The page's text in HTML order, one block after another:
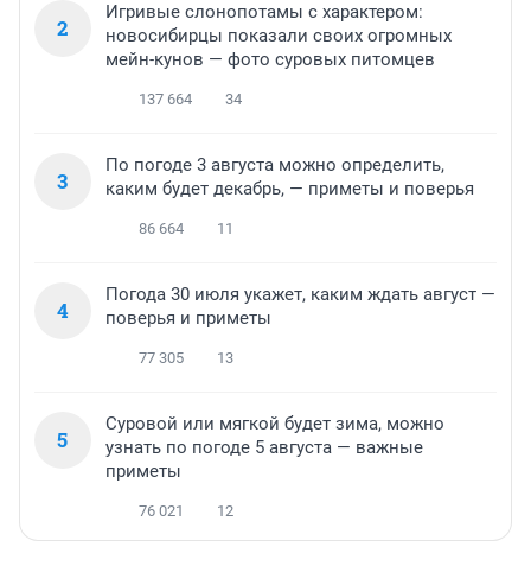
2
Игривые слонопотамы с характером:
новосибирцы показали своих огромных
мейн-кунов — фото суровых питомцев
137 664 34
3
По погоде 3 августа можно определить,
каким будет декабрь, — приметы и поверья
86 664 11
4
Погода 30 июля укажет, каким ждать август —
поверья и приметы
77 305 13
5
Суровой или мягкой будет зима, можно
узнать по погоде 5 августа — важные
приметы
76 021 12